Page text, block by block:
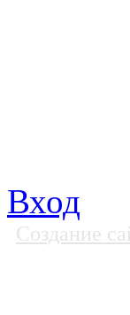
Вход
Создание